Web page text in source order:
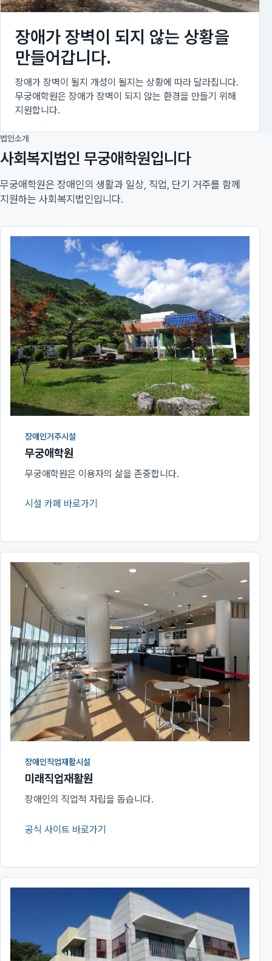
장애가 장벽이 되지 않는 상황을
만들어갑니다.
장애가 장벽이 될지 개성이 될지는 상황에 따라 달라집니다.
무궁애학원은 장애가 장벽이 되지 않는 환경을 만들기 위해
지원합니다.
법인소개
사회복지법인 무궁애학원입니다
무궁애학원은 장애인의 생활과 일상, 직업, 단기 거주를 함께
지원하는 사회복지법인입니다.
장애인거주시설
무궁애학원
무궁애학원은 이용자의 삶을 존중합니다.
시설 카페 바로가기
(새 창에서 열림)
장애인직업재활시설
미래직업재활원
장애인의 직업적 자립을 돕습니다.
공식 사이트 바로가기
(새 창에서 열림)